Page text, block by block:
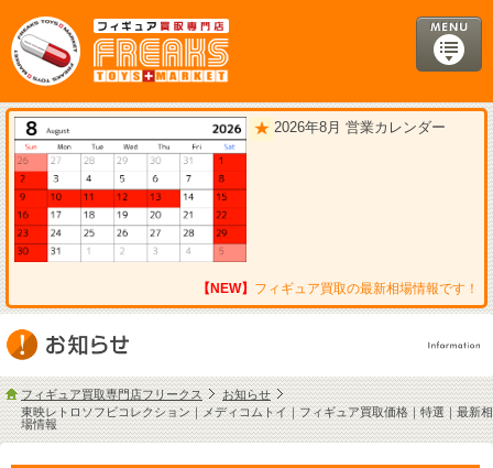
2026年8月 営業カレンダー
【NEW】 フィギュア買取の最新相場情報です！
フィギュア買取専門店フリークス
お知らせ
東映レトロソフビコレクション｜メディコムトイ｜フィギュア買取価格｜特選｜最新相
場情報